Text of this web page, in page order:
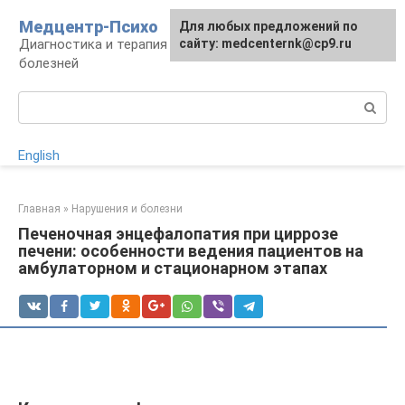
контенту
Медцентр-Психо
Диагностика и терапия психоневрологических
болезней
English
Главная » Нарушения и болезни
Печеночная энцефалопатия при циррозе
печени: особенности ведения пациентов на
амбулаторном и стационарном этапах
Для любых предложений по
сайту: medcenternk@cp9.ru